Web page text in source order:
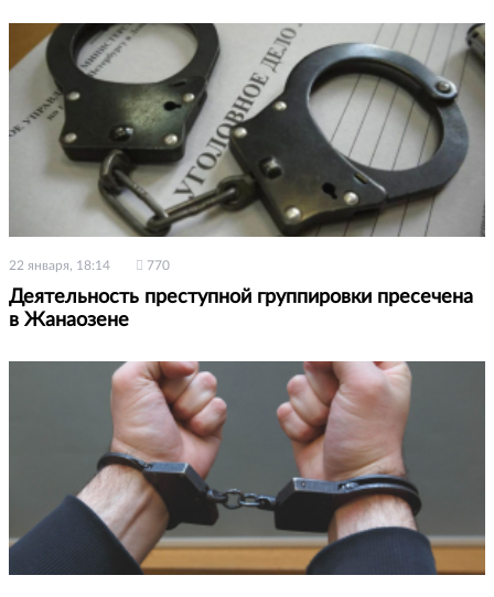
22 января, 18:14 770
Деятельность преступной группировки пресечена
в Жанаозене